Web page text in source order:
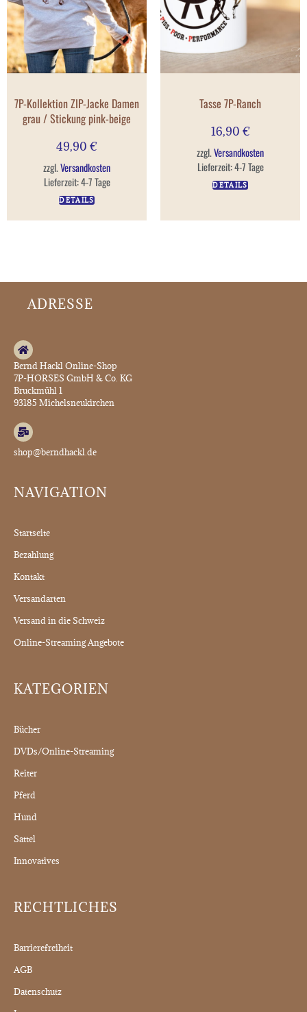
7P-Kollektion ZIP-Jacke Damen
grau / Stickung pink-beige
49,90 €
zzgl.Versandkosten
Lieferzeit:4-7 Tage
DETAILS
Tasse 7P-Ranch
16,90 €
zzgl.Versandkosten
Lieferzeit:4-7 Tage
DETAILS
ADRESSE
Bernd Hackl Online-Shop
7P-HORSES GmbH & Co. KG
Bruckmühl 1
93185 Michelsneukirchen
shop@berndhackl.de
NAVIGATION
Startseite
Bezahlung
Kontakt
Versandarten
Versand in die Schweiz
Online-Streaming Angebote
KATEGORIEN
Bücher
DVDs/Online-Streaming
Reiter
Pferd
Hund
Sattel
Innovatives
RECHTLICHES
Barrierefreiheit
AGB
Datenschutz